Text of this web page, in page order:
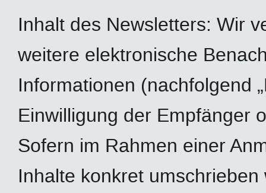
Inhalt des Newsletters: Wir
weitere elektronische
Informationen (nachfolgend
Einwilligung der Empfänger
Sofern im Rahmen einer
Inhalte konkret